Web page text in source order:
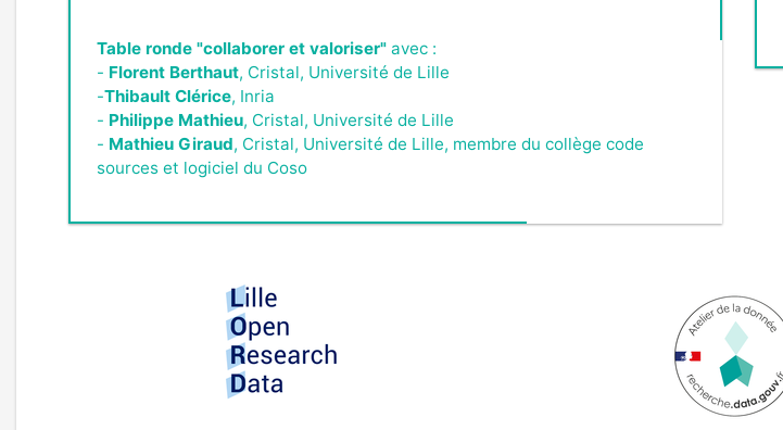
Table ronde "collaborer et valoriser" avec :
- Florent Berthaut, Cristal, Université de Lille
-Thibault Clérice, Inria
- Philippe Mathieu, Cristal, Université de Lille
- Mathieu Giraud, Cristal, Université de Lille, membre du collège code
sources et logiciel du Coso